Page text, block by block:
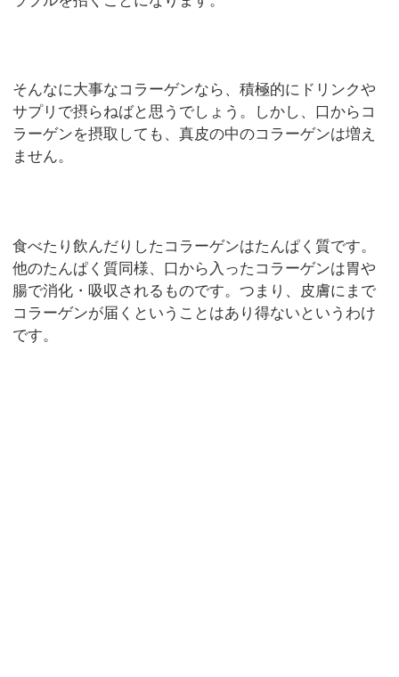
そんなに大事なコラーゲンなら、積極的にドリンクや
サプリで摂らねばと思うでしょう。しかし、口からコ
ラーゲンを摂取しても、真皮の中のコラーゲンは増え
ません。
食べたり飲んだりしたコラーゲンはたんぱく質です。
他のたんぱく質同様、口から入ったコラーゲンは胃や
腸で消化・吸収されるものです。つまり、皮膚にまで
コラーゲンが届くということはあり得ないというわけ
です。